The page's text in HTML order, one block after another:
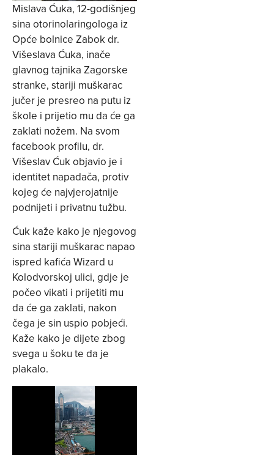
Mislava Ćuka, 12-godišnjeg
sina otorinolaringologa iz
Opće bolnice Zabok dr.
Višeslava Ćuka, inače
glavnog tajnika Zagorske
stranke, stariji muškarac
jučer je presreo na putu iz
škole i prijetio mu da će ga
zaklati nožem. Na svom
facebook profilu, dr.
Višeslav Ćuk objavio je i
identitet napadača, protiv
kojeg će najvjerojatnije
podnijeti i privatnu tužbu.
Ćuk kaže kako je njegovog
sina stariji muškarac napao
ispred kafića Wizard u
Kolodvorskoj ulici, gdje je
počeo vikati i prijetiti mu
da će ga zaklati, nakon
čega je sin uspio pobjeći.
Kaže kako je dijete zbog
svega u šoku te da je
plakalo.